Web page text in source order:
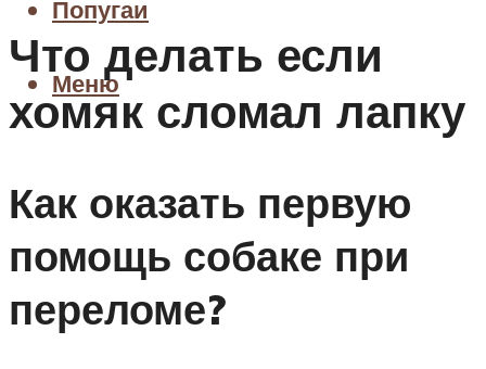
Попугаи
Меню
Что делать если
хомяк сломал лапку
Как оказать первую
помощь собаке при
переломе?